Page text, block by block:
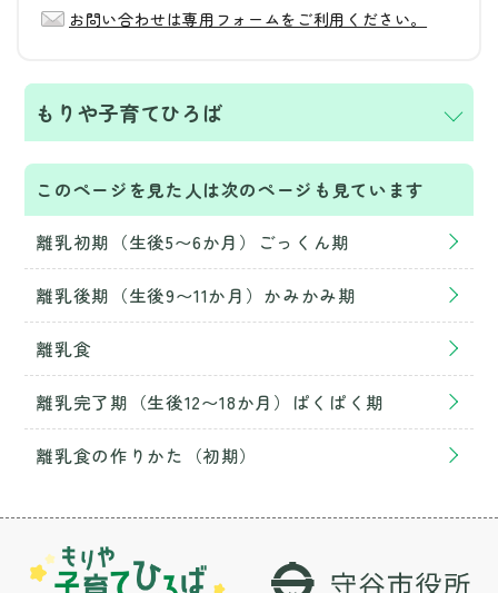
お問い合わせは専用フォームをご利用ください。
もりや子育てひろば
このページを見た人は次のページも見ています
離乳初期（生後5〜6か月）ごっくん期
離乳後期（生後9〜11か月）かみかみ期
離乳食
離乳完了期（生後12〜18か月）ぱくぱく期
離乳食の作りかた（初期）